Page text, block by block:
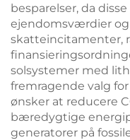
besparelser, da
ejendomsværdier og
skatteincitamenter,
solsystemer med
fremragende valg
ønsker at reducere
bæredygtige
generatorer på